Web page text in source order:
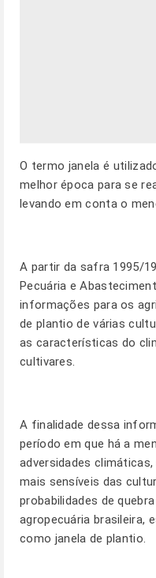
O termo janela é
melhor época para se
levando em conta o
A partir da safra 1995/
Pecuária e
informações para os
de plantio de várias
as características do
cultivares.
A finalidade dessa
período em que há a
adversidades
mais sensíveis das
probabilidades de
agropecuária brasileira,
como janela de plantio.